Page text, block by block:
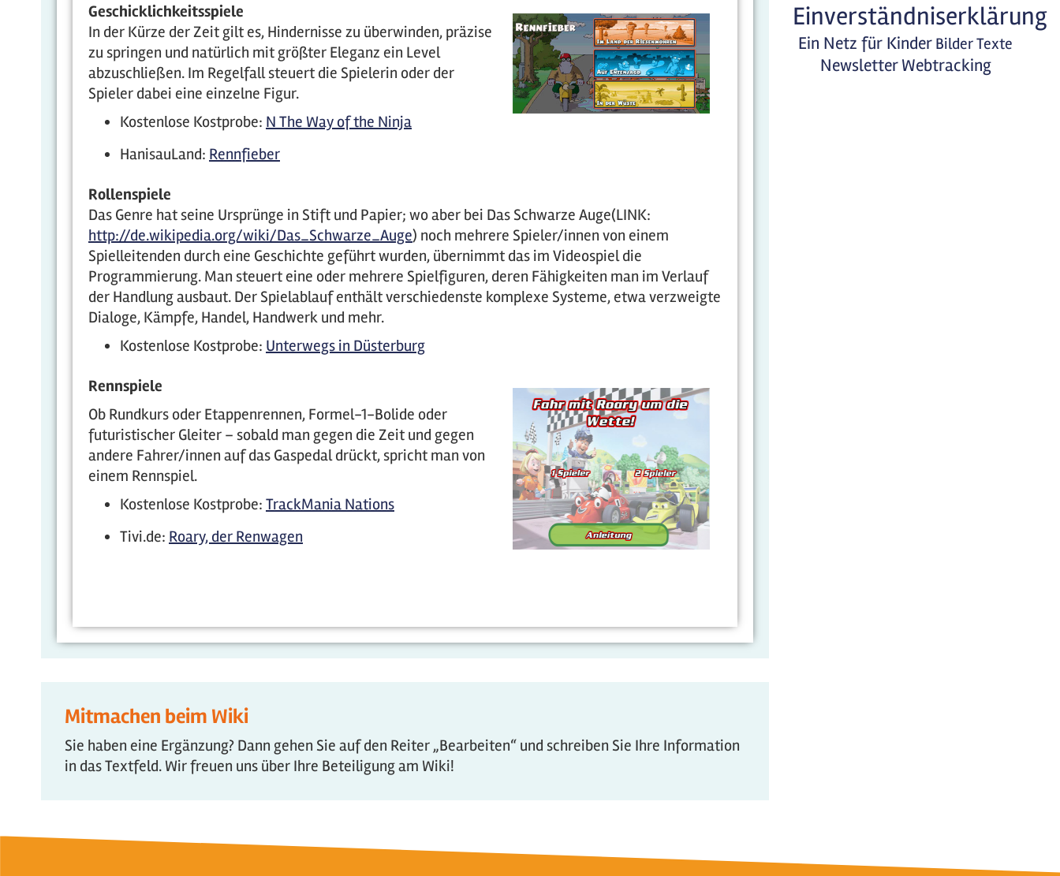
Geschicklichkeitsspiele
In der Kürze der Zeit gilt es, Hindernisse zu überwinden, präzise
zu springen und natürlich mit größter Eleganz ein Level
abzuschließen. Im Regelfall steuert die Spielerin oder der
Spieler dabei eine einzelne Figur.
Kostenlose Kostprobe: N The Way of the Ninja
HanisauLand: Rennfieber
Rollenspiele
Das Genre hat seine Ursprünge in Stift und Papier; wo aber bei Das Schwarze Auge(LINK:
http://de.wikipedia.org/wiki/Das_Schwarze_Auge) noch mehrere Spieler/innen von einem
Spielleitenden durch eine Geschichte geführt wurden, übernimmt das im Videospiel die
Programmierung. Man steuert eine oder mehrere Spielfiguren, deren Fähigkeiten man im Verlauf
der Handlung ausbaut. Der Spielablauf enthält verschiedenste komplexe Systeme, etwa verzweigte
Dialoge, Kämpfe, Handel, Handwerk und mehr.
Kostenlose Kostprobe: Unterwegs in Düsterburg
Rennspiele
Ob Rundkurs oder Etappenrennen, Formel-1-Bolide oder
futuristischer Gleiter – sobald man gegen die Zeit und gegen
andere Fahrer/innen auf das Gaspedal drückt, spricht man von
einem Rennspiel.
Kostenlose Kostprobe: TrackMania Nations
Tivi.de: Roary, der Renwagen
Mitmachen beim Wiki
Sie haben eine Ergänzung? Dann gehen Sie auf den Reiter „Bearbeiten“ und schreiben Sie Ihre Information
in das Textfeld. Wir freuen uns über Ihre Beteiligung am Wiki!
Einverständniserklärung
Ein Netz für Kinder BilderTexte
Newsletter Webtracking